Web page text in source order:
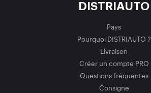
DISTRIAUTO
Pays
Pourquoi DISTRIAUTO ?
Livraison
Créer un compte PRO
Questions fréquentes
Consigne